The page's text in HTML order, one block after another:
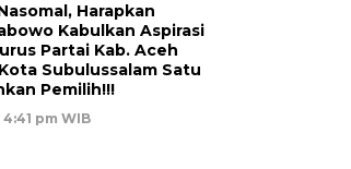
Harapkan
Kabulkan Aspirasi
Partai Kab. Aceh
Subulussalam Satu
Pemilih!!!
pm WIB